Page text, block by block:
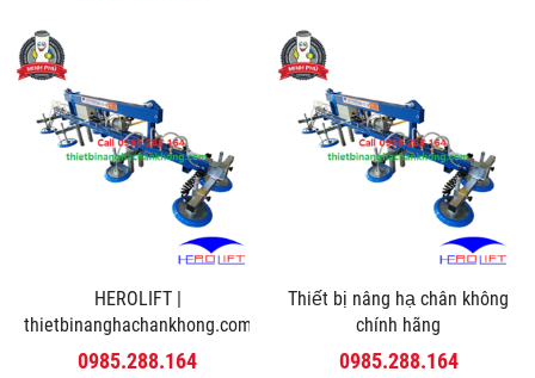
HEROLIFT |
thietbinanghachankhong.com
0985.288.164
Thiết bị nâng hạ chân không
chính hãng
0985.288.164